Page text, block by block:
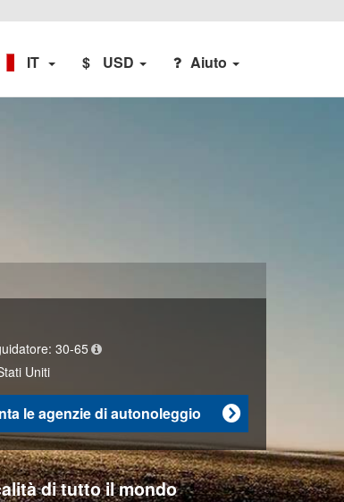
IT $ USD Aiuto
30-65
Uniti

le agenzie di autonoleggio
di tutto il mondo